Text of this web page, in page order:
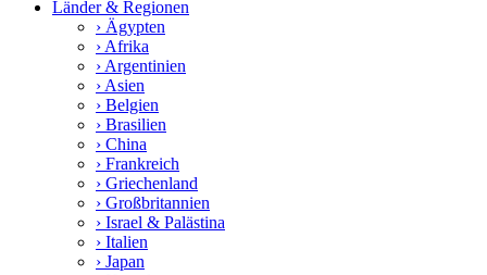
Länder & Regionen
› Ägypten
› Afrika
› Argentinien
› Asien
› Belgien
› Brasilien
› China
› Frankreich
› Griechenland
› Großbritannien
› Israel & Palästina
› Italien
› Japan